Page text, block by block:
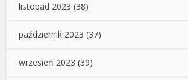
listopad 2023 (38)
październik 2023 (37)
wrzesień 2023 (39)